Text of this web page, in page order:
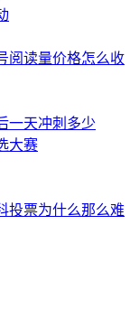
阅读量价格怎么收
一天冲刺多少
大赛
投票为什么那么难